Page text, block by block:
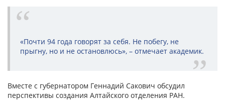
«Почти 94 года говорят за себя. Не побегу, не
прыгну, но и не остановлюсь», – отмечает академик.
Вместе с губернатором Геннадий Сакович обсудил
перспективы создания Алтайского отделения РАН.